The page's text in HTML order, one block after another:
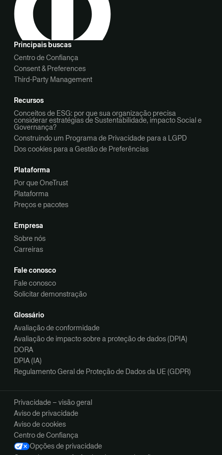
Principais buscas
Centro de Confiança
Consent & Preferences
Third-Party Management
Recursos
Conceitos de ESG: por que sua organização precisa
considerar estratégias de Sustentabilidade, impacto Social e
Governança?
Construindo um Programa de Privacidade para a LGPD
Dos cookies para a Gestão de Preferências
Plataforma
Por que OneTrust
Plataforma
Preços e pacotes
Empresa
Sobre nós
Carreiras
Fale conosco
Fale conosco
Solicitar demonstração
Glossário
Avaliação de conformidade
Avaliação de impacto sobre a proteção de dados (DPIA)
DORA
DPIA (IA)
Regulamento Geral de Proteção de Dados da UE (GDPR)
Privacidade – visão geral
Aviso de privacidade
Aviso de cookies
Centro de Confiança
Opções de privacidade